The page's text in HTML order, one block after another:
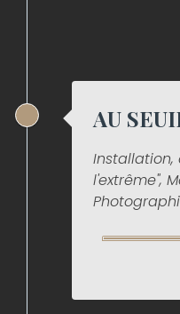
AU
Installation,
l'extrême",